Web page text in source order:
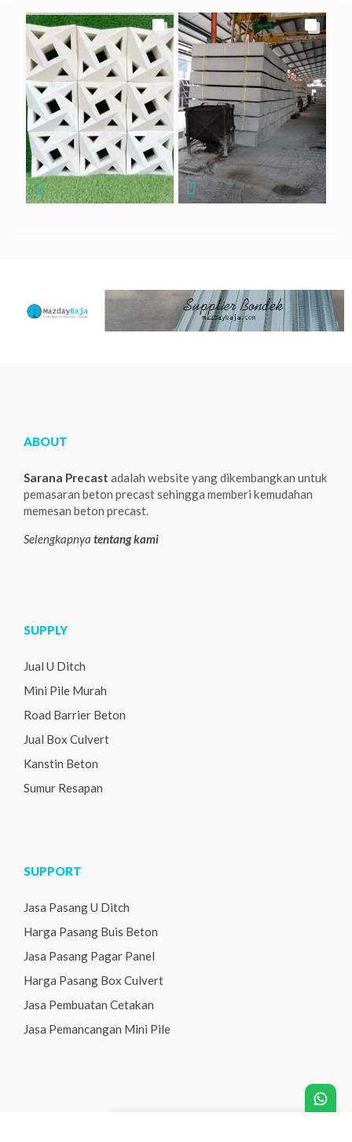
ABOUT
Sarana Precast adalah website yang dikembangkan untuk
pemasaran beton precast sehingga memberi kemudahan
memesan beton precast.
Selengkapnya tentang kami
SUPPLY
Jual U Ditch
Mini Pile Murah
Road Barrier Beton
Jual Box Culvert
Kanstin Beton
Sumur Resapan
SUPPORT
Jasa Pasang U Ditch
Harga Pasang Buis Beton
Jasa Pasang Pagar Panel
Harga Pasang Box Culvert
Jasa Pembuatan Cetakan
Jasa Pemancangan Mini Pile